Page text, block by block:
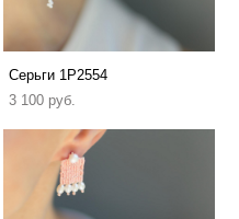
Серьги 1P2554
3 100 pуб.